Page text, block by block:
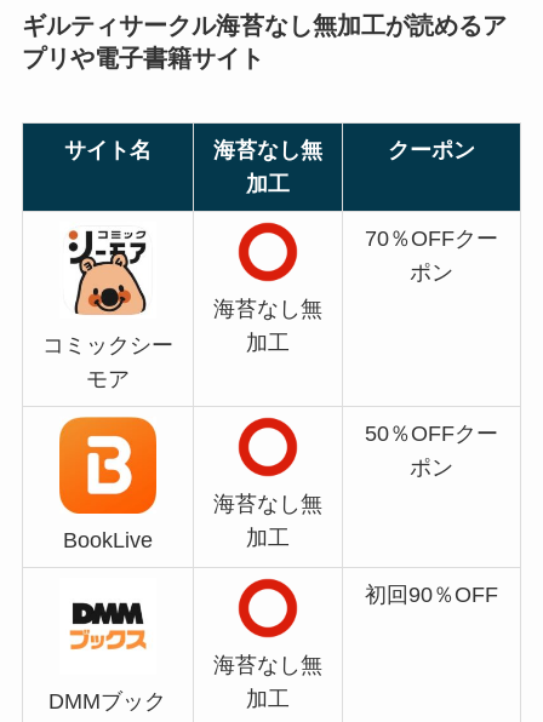
ギルティサークル海苔なし無加工が読めるア
プリや電子書籍サイト
サイト名
海苔なし無
加工
クーポン
コミックシー
モア
海苔なし無
加工
70％OFFクー
ポン
BookLive
海苔なし無
加工
50％OFFクー
ポン
DMMブック
海苔なし無
加工
初回90％OFF